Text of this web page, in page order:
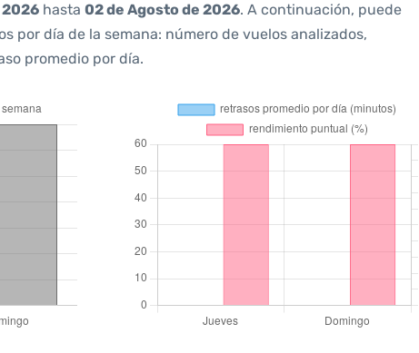
2026 hasta 02 de Agosto de 2026. A continuación, puede
por día de la semana: número de vuelos analizados,
promedio por día.